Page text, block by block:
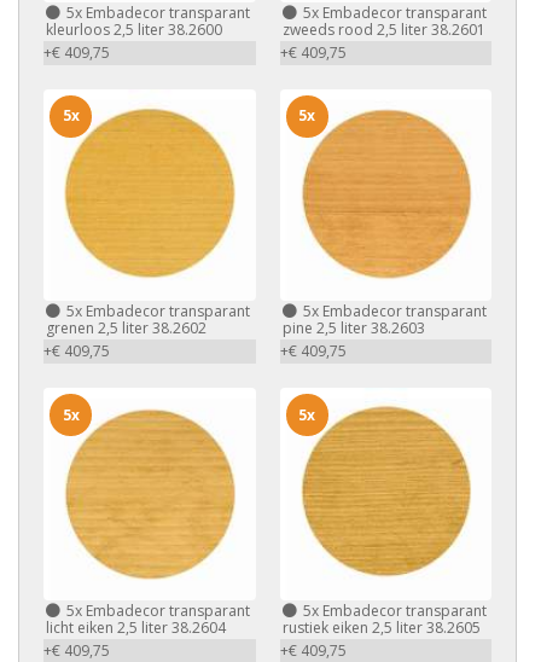
5x Embadecor transparant
kleurloos 2,5 liter 38.2600
+€ 409,75
5xEmbadecor transparant
zweeds rood 2,5 liter 38.2601
+€ 409,75
5x Embadecor transparant
grenen 2,5 liter 38.2602
+€ 409,75
5x
5xEmbadecor transparant
pine 2,5 liter 38.2603
+€ 409,75
5x
5x Embadecor transparant
licht eiken 2,5 liter 38.2604
+€ 409,75
5x
5xEmbadecor transparant
rustiek eiken 2,5 liter 38.2605
+€ 409,75
5x